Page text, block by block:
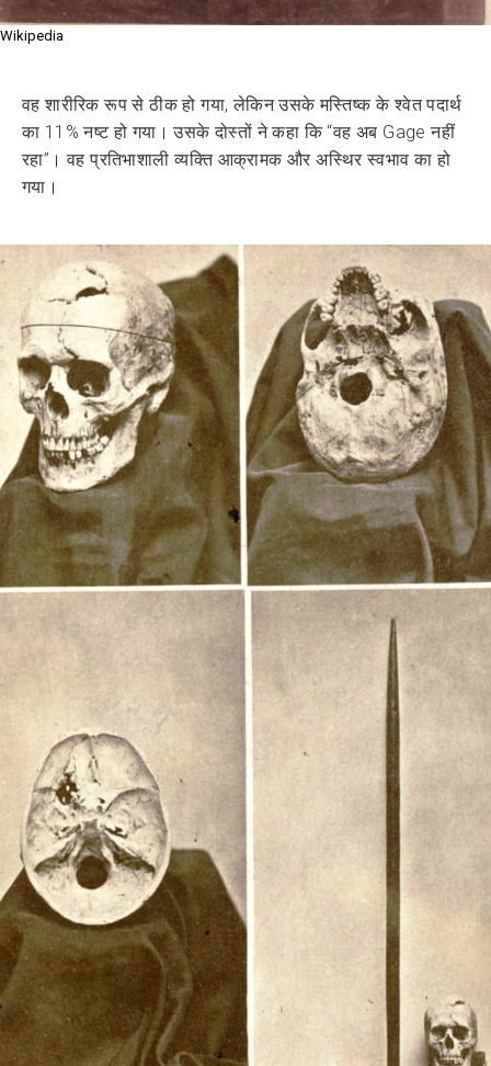
Wikipedia
वह शारीरिक रूप से ठीक हो गया, लेकिन उसके मस्तिष्क के श्वेत पदार्थ
का 11% नष्ट हो गया। उसके दोस्तों ने कहा कि “वह अब Gage नहीं
रहा”। वह प्रतिभाशाली व्यक्ति आक्रामक और अस्थिर स्वभाव का हो
गया।